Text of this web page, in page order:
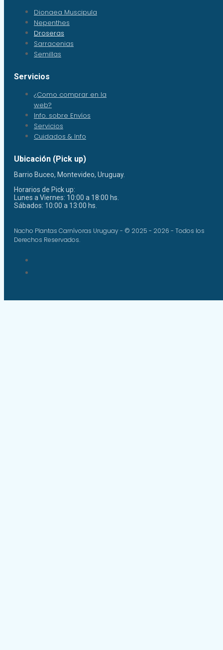
Dionaea Muscipula
Nepenthes
Droseras
Sarracenias
Semillas
Servicios
¿Como comprar en la
web?
Info. sobre Envíos
Servicios
Cuidados & Info
Ubicación (Pick up)
Barrio Buceo, Montevideo, Uruguay.
Horarios de Pick up:
Lunes a Viernes: 10:00 a 18:00 hs.
Sábados: 10:00 a 13:00 hs.
Nacho Plantas Carnívoras Uruguay - © 2025 - 2026 - Todos los
Derechos Reservados.